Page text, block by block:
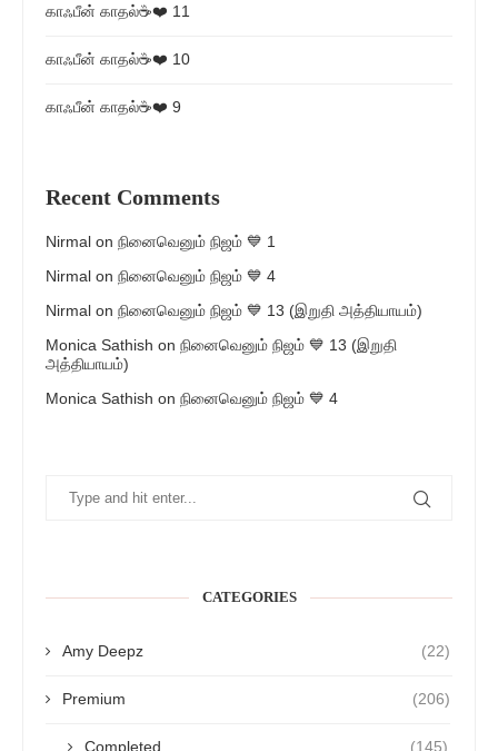
காஃபீன் காதல்☕❤️ 11
காஃபீன் காதல்☕❤️ 10
காஃபீன் காதல்☕❤️ 9
Recent Comments
Nirmal on நினைவெனும் நிஜம் 💙 1
Nirmal on நினைவெனும் நிஜம் 💙 4
Nirmal on நினைவெனும் நிஜம் 💙 13 (இறுதி அத்தியாயம்)
Monica Sathish on நினைவெனும் நிஜம் 💙 13 (இறுதி
அத்தியாயம்)
Monica Sathish on நினைவெனும் நிஜம் 💙 4
CATEGORIES
Amy Deepz (22)
Premium (206)
Completed (145)